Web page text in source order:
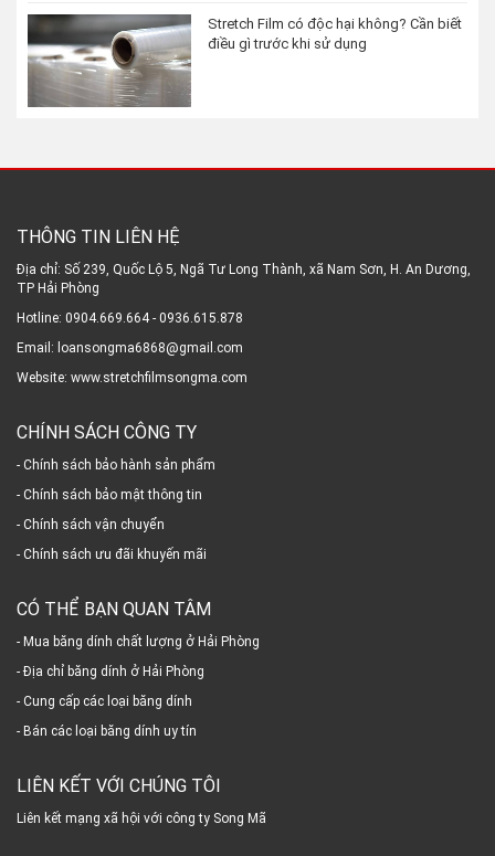
Stretch Film có độc hại không? Cần biết
điều gì trước khi sử dụng
THÔNG TIN LIÊN HỆ
Địa chỉ: Số 239, Quốc Lộ 5, Ngã Tư Long Thành, xã Nam Sơn, H. An Dương,
TP Hải Phòng
Hotline: 0904.669.664 - 0936.615.878
Email: loansongma6868@gmail.com
Website: www.stretchfilmsongma.com
CHÍNH SÁCH CÔNG TY
- Chính sách bảo hành sản phẩm
- Chính sách bảo mật thông tin
- Chính sách vận chuyển
- Chính sách ưu đãi khuyến mãi
CÓ THỂ BẠN QUAN TÂM
- Mua băng dính chất lượng ở Hải Phòng
- Địa chỉ băng dính ở Hải Phòng
- Cung cấp các loại băng dính
- Bán các loại băng dính uy tín
LIÊN KẾT VỚI CHÚNG TÔI
Liên kết mạng xã hội với công ty Song Mã